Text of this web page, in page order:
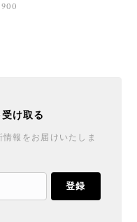
け取る
報をお届けいたしま
登録